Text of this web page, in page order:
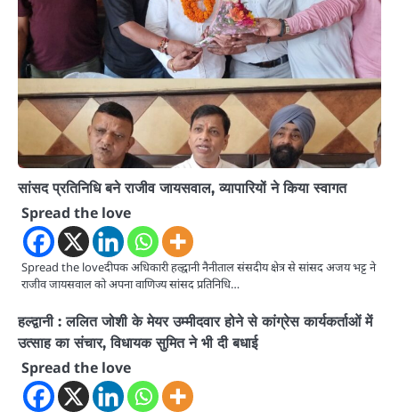
सांसद प्रतिनिधि बने राजीव जायसवाल, व्यापारियों ने किया स्वागत
Spread the love
Spread the loveदीपक अधिकारी हल्द्वानी नैनीताल संसदीय क्षेत्र से सांसद अजय भट्ट ने
राजीव जायसवाल को अपना वाणिज्य सांसद प्रतिनिधि…
हल्द्वानी : ललित जोशी के मेयर उम्मीदवार होने से कांग्रेस कार्यकर्ताओं में
उत्साह का संचार, विधायक सुमित ने भी दी बधाई
Spread the love